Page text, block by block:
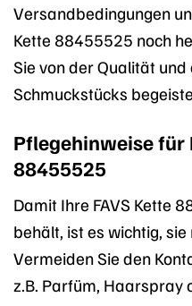
Versandbedingungen
Kette 88455525 noch
Sie von der Qualität
Schmuckstücks
Pflegehinweise für
88455525
Damit Ihre FAVS Kette
behält, ist es wichtig,
Vermeiden Sie den
z.B. Parfüm, Haarspray